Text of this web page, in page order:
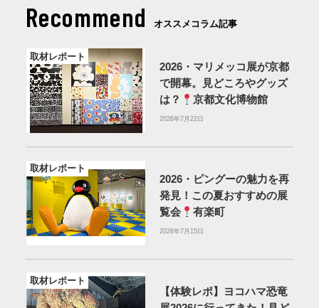
Recommend オススメコラム記事
取材レポート
2026・マリメッコ展が京都
で開幕。見どころやグッズ
は？
京都文化博物館
2026年7月22日
取材レポート
2026・ピングーの魅力を再
発見！この夏おすすめの展
覧会
有楽町
2026年7月15日
取材レポート
【体験レポ】ヨコハマ恐竜